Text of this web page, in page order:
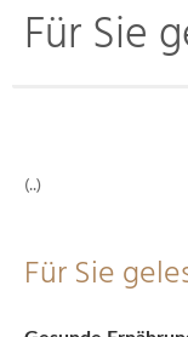
Für Sie
(..)
Für Sie